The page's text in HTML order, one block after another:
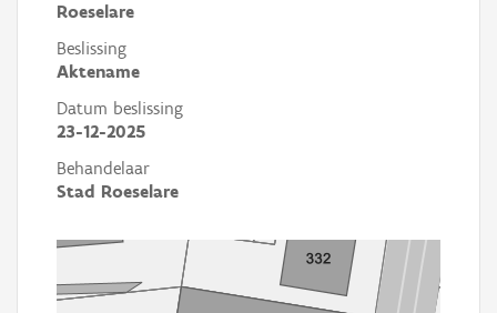
Roeselare
Beslissing
Aktename
Datum beslissing
23-12-2025
Behandelaar
Stad Roeselare